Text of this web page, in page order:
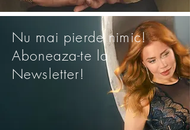
Nu mai pierde nimic!
Aboneaza-te la
Newsletter!